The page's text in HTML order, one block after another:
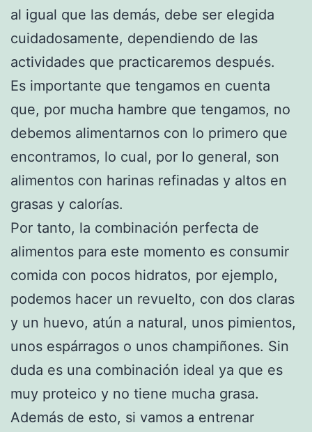
al igual que las demás, debe ser elegida
cuidadosamente, dependiendo de las
actividades que practicaremos después.
Es importante que tengamos en cuenta
que, por mucha hambre que tengamos, no
debemos alimentarnos con lo primero que
encontramos, lo cual, por lo general, son
alimentos con harinas refinadas y altos en
grasas y calorías.
Por tanto, la combinación perfecta de
alimentos para este momento es consumir
comida con pocos hidratos, por ejemplo,
podemos hacer un revuelto, con dos claras
y un huevo, atún a natural, unos pimientos,
unos espárragos o unos champiñones. Sin
duda es una combinación ideal ya que es
muy proteico y no tiene mucha grasa.
Además de esto, si vamos a entrenar